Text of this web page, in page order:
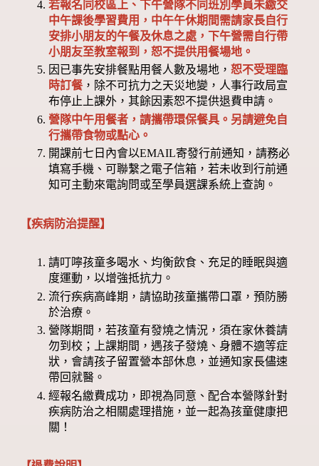
若報名同校區上、下午營隊不同班別學員未繳交
中午課後學習費用，中午午休期間需請家長自行
安排小朋友的午餐及休息之處，下午營需自行帶
小朋友至教室報到，恕不提供用餐場地。
因已事先安排餐點用餐人數及場地，恕不受理臨
時訂餐，除不可抗力之天災地變，人事行政局宣
布停止上課外，其餘因素恕不提供退費申請。
營隊中午用餐者，請攜帶環保餐具。另請避免自
行攜帶食物或點心。
開課前七日內會以EMAIL寄發行前通知，請務必
填寫手機、可聯繫之電子信箱，若未收到行前通
知可主動來電詢問或至學員選課系統上查詢。
【疾病防治提醒】
請叮嚀孩童多喝水、均衡飲食、充足的睡眠與適
度運動，以增強抵抗力。
流行疾病高峰期，請協助孩童攜帶口罩，預防勝
於治療。
營隊期間，若孩童有發燒之情況，須在家休養請
勿到校；上課期間，遇孩子發燒、身體不適等症
狀，會請孩子留置營本部休息，並通知家長儘速
帶回就醫。
經報名繳費成功，即視為同意、配合本營隊針對
疾病防治之相關處理措施，並一起為孩童健康把
關！